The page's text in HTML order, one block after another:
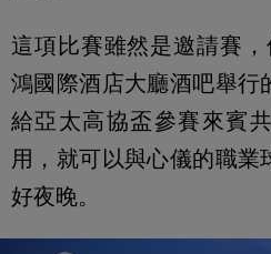
這項比賽雖然是邀請賽
鴻國際酒店大廳酒吧舉行
給亞太高協盃參賽來賓
用，就可以與心儀的職
好夜晚。